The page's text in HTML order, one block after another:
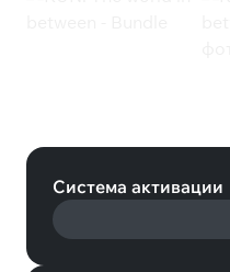
Система активации